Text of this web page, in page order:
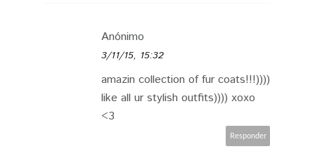
Anónimo
3/11/15, 15:32
amazin collection of fur coats!!!))))
like all ur stylish outfits)))) xoxo
<3
Responder